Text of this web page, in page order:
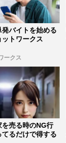
発バイトを始める
ットワークス
ークス
を売る時のNG行
てるだけで得する